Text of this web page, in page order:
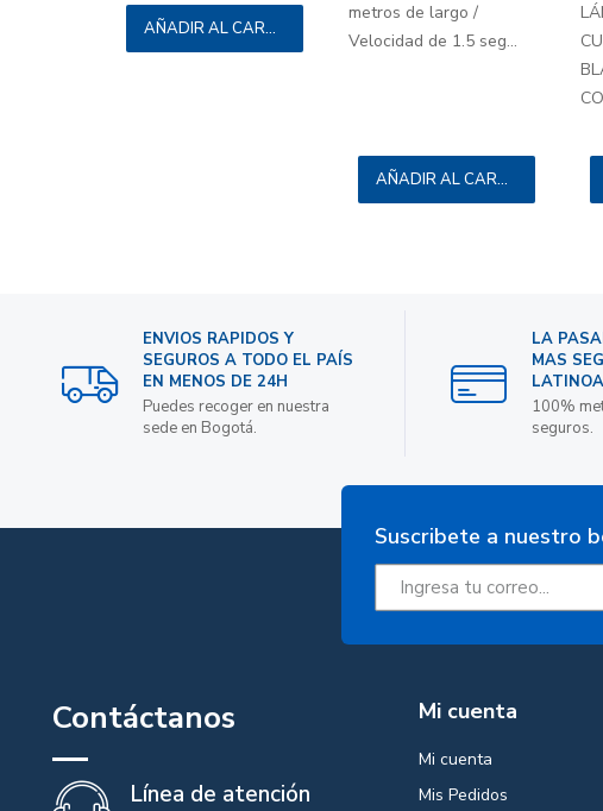
AÑADIR AL CARRITO
metros de largo /
Velocidad de 1.5 seg...
AÑADIR AL CARRITO
ENVIOS RAPIDOS Y
SEGUROS A TODO EL PAÍS
EN MENOS DE 24H
Puedes recoger en nuestra
sede en Bogotá.
LA
MAS
100%
seguros.
Suscribete a nuestro
Contáctanos
Línea de atención
Mi cuenta
Mi cuenta
Mis Pedidos